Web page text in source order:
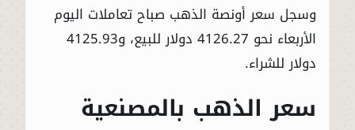
وسجل سعر أونصة الذهب صباح تعاملات اليوم
الأربعاء نحو 4126.27 دولار للبيع، و4125.93
دولار للشراء.
سعر الذهب بالمصنعية